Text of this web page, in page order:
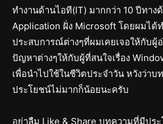
ทำงานด้านไอที(IT) มากกว่า 10 ปีทาง
Application ฝั่ง Microsoft โดยผมได้
ประสบการณ์ต่างๆที่ผมเคยเจอให้กับผู้
ปัญหาต่างๆให้กับผู้ที่สนใจเรื่อง
เพื่อนำไปใช้ในชีวิตประจำวัน หวังว่าบ
ประโยชน์ไม่มากก็น้อยนะครับ
อย่าลืม Like & Share บทความที่มีปร